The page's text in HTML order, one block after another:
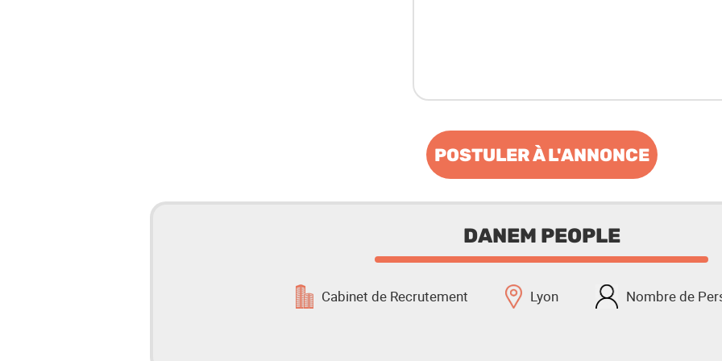
POSTULER À L'ANNONCE
DANEM PEOPLE
Cabinet de Recrutement Lyon Nombre de